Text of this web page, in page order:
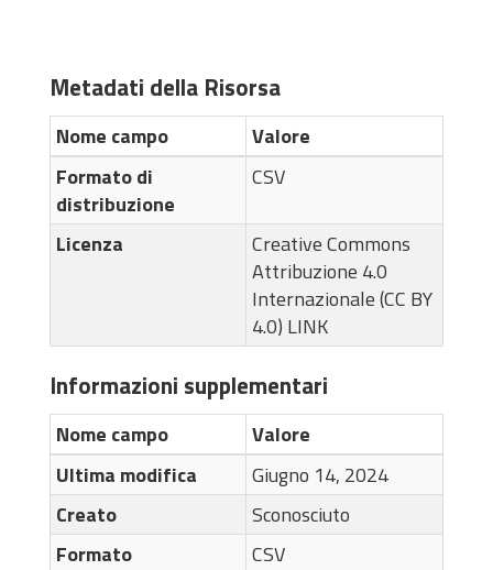
Metadati della Risorsa
Nome campo
Valore
Formato di
distribuzione
CSV
Licenza
Creative Commons
Attribuzione 4.0
Internazionale (CC BY
4.0) LINK
Informazioni supplementari
Nome campo
Valore
Ultima modifica
Giugno 14, 2024
Creato
Sconosciuto
Formato
CSV